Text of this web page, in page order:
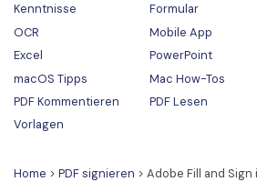
Kenntnisse
Formular
OCR
Mobile App
Excel
PowerPoint
macOS Tipps
Mac How-Tos
PDF Kommentieren
PDF Lesen
Vorlagen
Home > PDF signieren > Adobe Fill and